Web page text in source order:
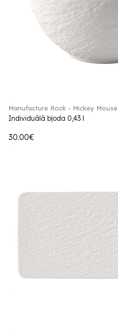
Manufacture Rock - Mickey Mouse
Individuālā bļoda 0,43 l
30.00€